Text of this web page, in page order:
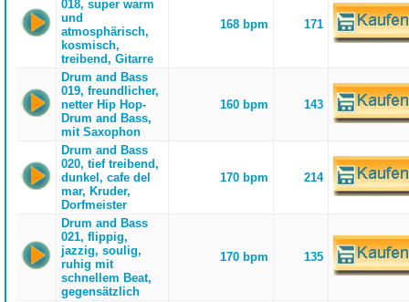
018, super warm
und
atmosphärisch,
kosmisch,
treibend, Gitarre
168 bpm 171
Drum and Bass
019, freundlicher,
netter Hip Hop-
Drum and Bass,
mit Saxophon
160 bpm 143
Drum and Bass
020, tief treibend,
dunkel, cafe del
mar, Kruder,
Dorfmeister
170 bpm 214
Drum and Bass
021, flippig,
jazzig, soulig,
ruhig mit
schnellem Beat,
gegensätzlich
170 bpm 135